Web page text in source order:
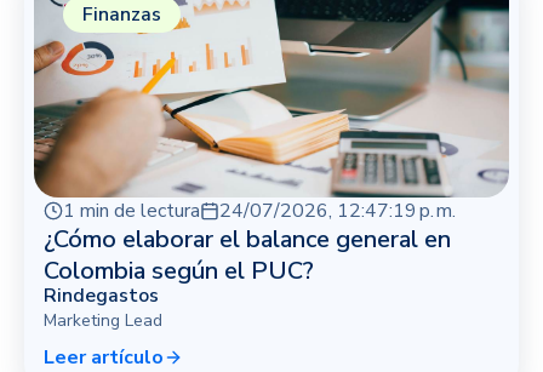
1 min de lectura 24/07/2026, 12:47:19 p. m.
¿Cómo elaborar el balance general en
Colombia según el PUC?
Rindegastos
Marketing Lead
Leer artículo
Finanzas